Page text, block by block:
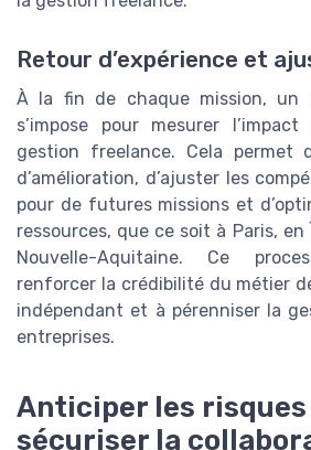
Retour d’expérience et
À la fin de chaque mission, un
s’impose pour mesurer
gestion freelance. Cela permet
d’amélioration, d’ajuster les
pour de futures missions et
ressources, que ce soit à Paris,
Nouvelle-Aquitaine. Ce
renforcer la crédibilité du métier
indépendant et à pérenniser la
entreprises.
Anticiper les
sécuriser la